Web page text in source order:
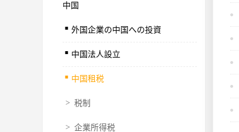
中国
. 外国企業の中国への投資
. 中国法人設立
. 中国租税
> 税制
> 企業所得税